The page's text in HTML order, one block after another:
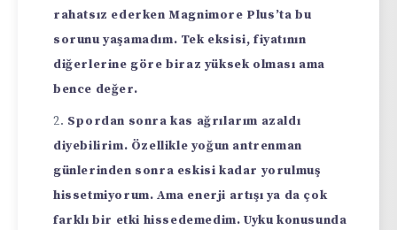
rahatsız ederken Magnimore Plus’ta bu
sorunu yaşamadım. Tek eksisi, fiyatının
diğerlerine göre biraz yüksek olması ama
bence değer.
Spordan sonra kas ağrılarım azaldı
diyebilirim. Özellikle yoğun antrenman
günlerinden sonra eskisi kadar yorulmuş
hissetmiyorum. Ama enerji artışı ya da çok
farklı bir etki hissedemedim. Uyku konusunda